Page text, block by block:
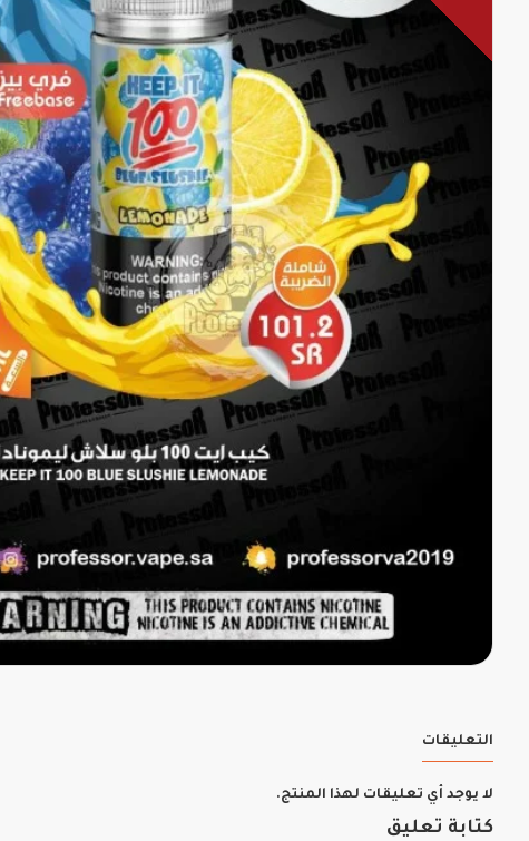
التعليقات
لا يوجد أي تعليقات لهذا المنتج.
كتابة تعليق